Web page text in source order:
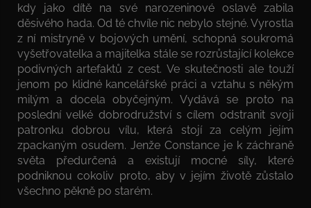
kdy jako dítě na své narozeninové oslavě zabila
děsivého hada. Od té chvíle nic nebylo stejné. Vyrostla
z ní mistryně v bojových umění, schopná soukromá
vyšetřovatelka a majitelka stále se rozrůstající kolekce
podivných artefaktů z cest. Ve skutečnosti ale touží
jenom po klidné kancelářské práci a vztahu s někým
milým a docela obyčejným. Vydává se proto na
poslední velké dobrodružství s cílem odstranit svoji
patronku dobrou vílu, která stojí za celým jejím
zpackaným osudem. Jenže Constance je k záchraně
světa předurčená a existují mocné síly, které
podniknou cokoliv proto, aby v jejím životě zůstalo
všechno pěkně po starém.